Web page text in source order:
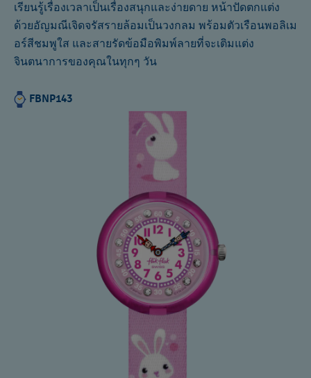
เรียนรู้เรื่องเวลาเป็นเรื่องสนุกและง่ายดาย หน้าปัดตกแต่ง
ด้วยอัญมณีเจิดจรัสรายล้อมเป็นวงกลม พร้อมตัวเรือนพอลิเม
อร์สีชมพูใส และสายรัดข้อมือพิมพ์ลายที่จะเติมแต่ง
จินตนาการของคุณในทุกๆ วัน
FBNP143